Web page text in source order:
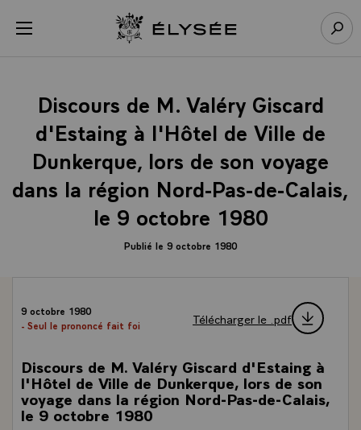
menu Retour à l’accueil Élysée
Discours de M. Valéry Giscard
d'Estaing à l'Hôtel de Ville de
Dunkerque, lors de son voyage
dans la région Nord-Pas-de-Calais,
le 9 octobre 1980
Publié le 9 octobre 1980
9 octobre 1980
- Seul le prononcé fait foi
Télécharger le .pdf
Discours de M. Valéry Giscard d'Estaing à
l'Hôtel de Ville de Dunkerque, lors de son
voyage dans la région Nord-Pas-de-Calais,
le 9 octobre 1980
Panneau de gestion des cookies